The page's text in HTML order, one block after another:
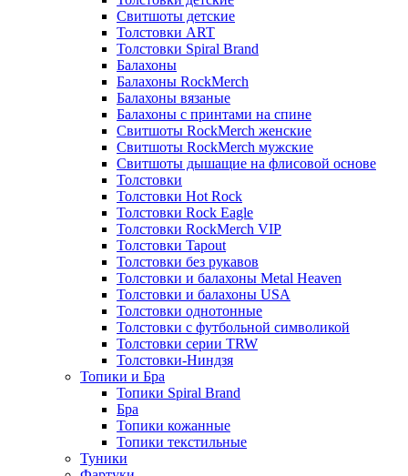
Свитшоты детские
Толстовки ART
Толстовки Spiral Brand
Балахоны
Балахоны RockMerch
Балахоны вязаные
Балахоны с принтами на спине
Свитшоты RockMerch женские
Свитшоты RockMerch мужские
Свитшоты дышащие на флисовой основе
Толстовки
Толстовки Hot Rock
Толстовки Rock Eagle
Толстовки RockMerch VIP
Толстовки Tapout
Толстовки без рукавов
Толстовки и балахоны Metal Heaven
Толстовки и балахоны USA
Толстовки однотонные
Толстовки с футбольной символикой
Толстовки серии TRW
Толстовки-Ниндзя
Топики и Бра
Топики Spiral Brand
Бра
Топики кожанные
Топики текстильные
Туники